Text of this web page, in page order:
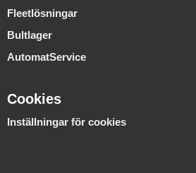
Fleetlösningar
Bultlager
AutomatService
Cookies
Inställningar för cookies